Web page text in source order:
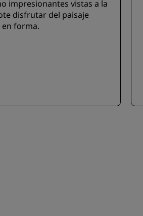
impresionantes vistas a la
disfrutar del paisaje
forma.